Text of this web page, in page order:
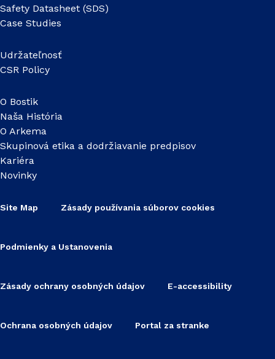
Safety Datasheet (SDS)
Case Studies
Udržateľnosť
CSR Policy
O Bostik
Naša História
O Arkema
Skupinová etika a dodržiavanie predpisov
Kariéra
Novinky
Site Map Zásady používania súborov cookies
Podmienky a Ustanovenia
Zásady ochrany osobných údajov E-accessibility
Ochrana osobných údajov Portal za stranke